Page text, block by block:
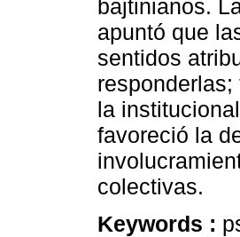
bajtinianos.
apuntó que
sentidos
la
favoreció la
colectivas.
Keywords :